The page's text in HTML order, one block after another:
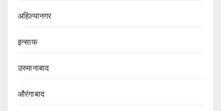
अहिल्यानगर
इन्साफ
उस्मानाबाद
औरंगाबाद